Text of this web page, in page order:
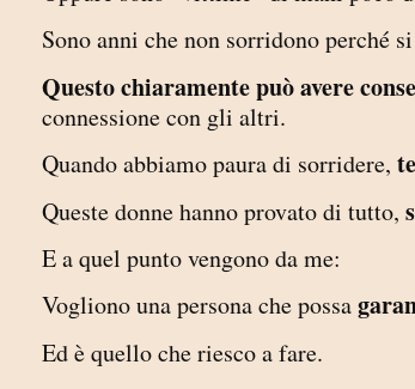
Sono anni che non sorridono perché
Questo chiaramente può avere
connessione con gli altri.
Quando abbiamo paura di sorridere,
Queste donne hanno provato di tutto,
E a quel punto vengono da me:
Vogliono una persona che possa
Ed è quello che riesco a fare.